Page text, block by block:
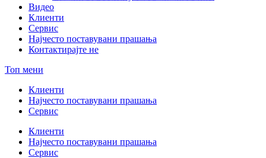
Видео
Клиенти
Сервис
Најчесто поставувани прашања
Контактирајте не
Топ мени
Клиенти
Најчесто поставувани прашања
Сервис
Клиенти
Најчесто поставувани прашања
Сервис